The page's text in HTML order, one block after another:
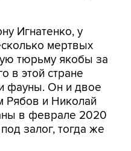
Игнатенко, у
мертвых
тюрьму якобы за
в этой стране
фауны. Он и двое
Рябов и Николай
в феврале 2020
залог, тогда же